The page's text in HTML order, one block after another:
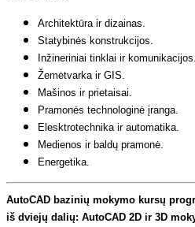
Architektūra ir dizainas.
Statybinės konstrukcijos.
Inžineriniai tinklai ir komunikacijos.
Žemėtvarka ir GIS.
Mašinos ir prietaisai.
Pramonės technologinė įranga.
Elesktrotechnika ir automatika.
Medienos ir baldų pramonė.
Energetika.
AutoCAD bazinių mokymo kursų
iš dviejų dalių: AutoCAD 2D ir 3D